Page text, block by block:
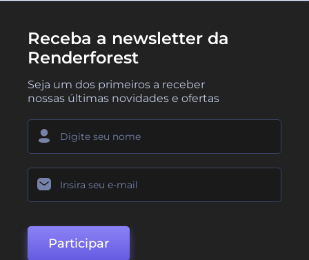
Receba a newsletter da
Renderforest
Seja um dos primeiros a receber
nossas últimas novidades e ofertas
Participar